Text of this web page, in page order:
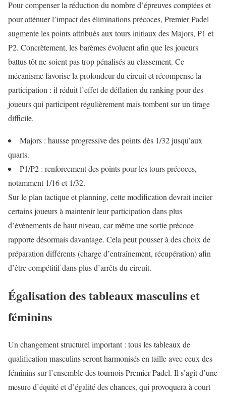
Pour compenser la réduction du nombre d’épreuves comptées et
pour atténuer l’impact des éliminations précoces, Premier Padel
augmente les points attribués aux tours initiaux des Majors, P1 et
P2. Concrètement, les barèmes évoluent afin que les joueurs
battus tôt ne soient pas trop pénalisés au classement. Ce
mécanisme favorise la profondeur du circuit et récompense la
participation : il réduit l’effet de déflation du ranking pour des
joueurs qui participent régulièrement mais tombent sur un tirage
difficile.
Majors : hausse progressive des points dès 1/32 jusqu’aux
quarts.
P1/P2 : renforcement des points pour les tours précoces,
notamment 1/16 et 1/32.
Sur le plan tactique et planning, cette modification devrait inciter
certains joueurs à maintenir leur participation dans plus
d’événements de haut niveau, car même une sortie précoce
rapporte désormais davantage. Cela peut pousser à des choix de
préparation différents (charge d’entraînement, récupération) afin
d’être compétitif dans plus d’arrêts du circuit.
Égalisation des tableaux masculins et
féminins
Un changement structurel important : tous les tableaux de
qualification masculins seront harmonisés en taille avec ceux des
féminins sur l’ensemble des tournois Premier Padel. Il s’agit d’une
mesure d’équité et d’égalité des chances, qui provoquera à court